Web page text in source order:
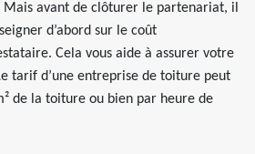
Mais avant de clôturer le partenariat, il
d’abord sur le coût
Cela vous aide à assurer votre
tarif d’une entreprise de toiture peut
de la toiture ou bien par heure de